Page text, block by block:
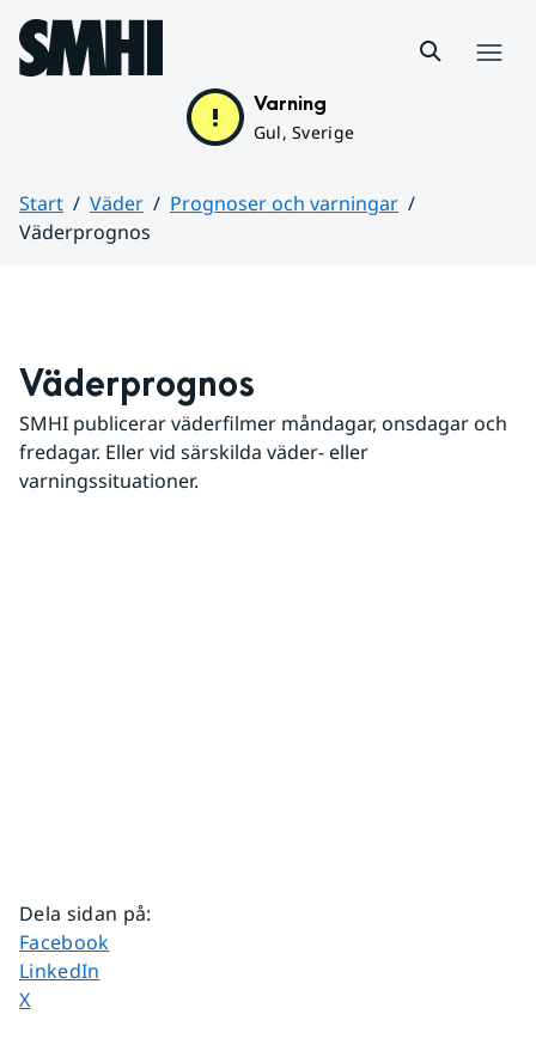
Hoppa till sidans innehåll
Varning
Gul, Sverige
Start Väder
Prognoser och varningar
Väderprognos
Väderprognos
SMHI publicerar väderfilmer måndagar, onsdagar och
fredagar. Eller vid särskilda väder- eller
varningssituationer.
Dela sidan på:
Dela sidan på
Facebook
Dela sidan på
LinkedIn
Dela sidan på
X